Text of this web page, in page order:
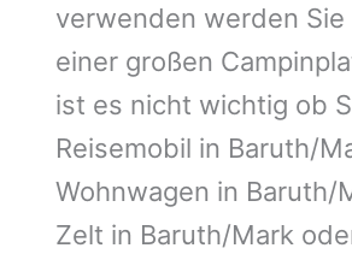
verwenden werden
einer großen
ist es nicht wichtig ob
Reisemobil in Baruth/
Wohnwagen in Baruth/
Zelt in Baruth/Mark